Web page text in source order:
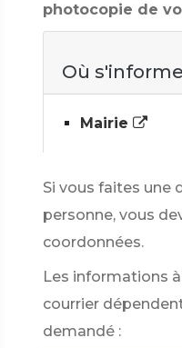
photocopie de
Où
Mairie
Si vous faites une
personne, vous
coordonnées.
Les informations
courrier
demandé :